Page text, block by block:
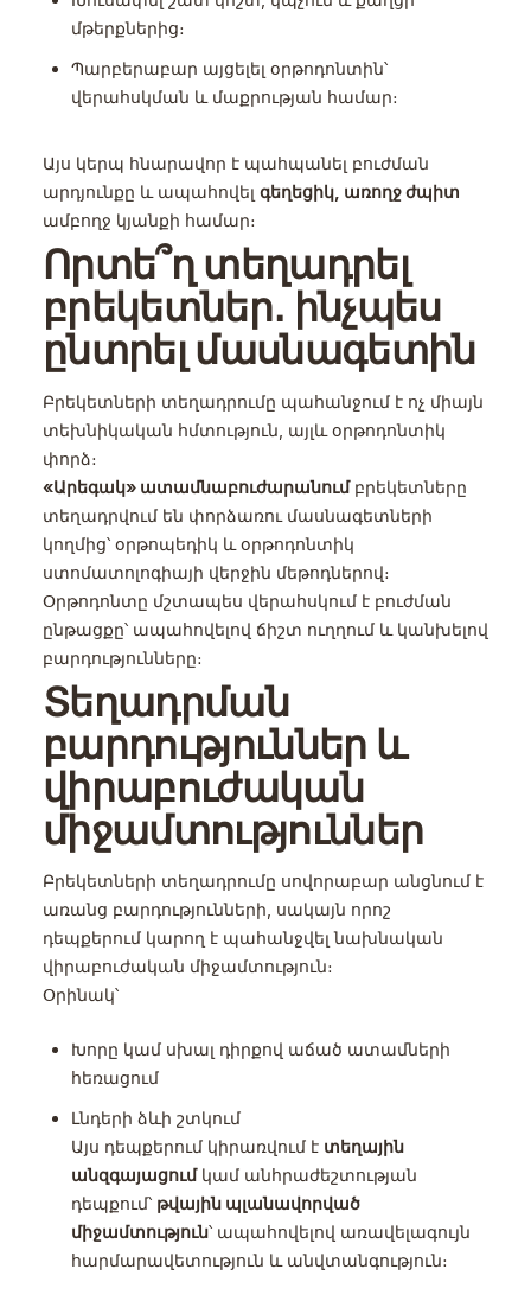
մթերքներից։
Պարբերաբար այցելել օրթոդոնտին՝
վերահսկման և մաքրության համար։
Այս կերպ հնարավոր է պահպանել բուժման
արդյունքը և ապահովել գեղեցիկ, առողջ ժպիտ
ամբողջ կյանքի համար։
Որտե՞ղ տեղադրել
բրեկետներ․ ինչպես
ընտրել մասնագետին
Բրեկետների տեղադրումը պահանջում է ոչ միայն
տեխնիկական հմտություն, այլև օրթոդոնտիկ
փորձ։
«Արեգակ» ատամնաբուժարանումբրեկետները
տեղադրվում են փորձառու մասնագետների
կողմից՝ օրթոպեդիկ և օրթոդոնտիկ
ստոմատոլոգիայի վերջին մեթոդներով։
Օրթոդոնտը մշտապես վերահսկում է բուժման
ընթացքը՝ ապահովելով ճիշտ ուղղում և կանխելով
բարդությունները։
Տեղադրման
բարդություններ և
վիրաբուժական
միջամտություններ
Բրեկետների տեղադրումը սովորաբար անցնում է
առանց բարդությունների, սակայն որոշ
դեպքերում կարող է պահանջվել նախնական
վիրաբուժական միջամտություն։
Օրինակ՝
Խորը կամ սխալ դիրքով աճած ատամների
հեռացում
Լնդերի ձևի շտկում
Այս դեպքերում կիրառվում է տեղային
անզգայացումկամ անհրաժեշտության
դեպքում՝ թվային պլանավորված
միջամտություն՝ ապահովելով առավելագույն
հարմարավետություն և անվտանգություն։